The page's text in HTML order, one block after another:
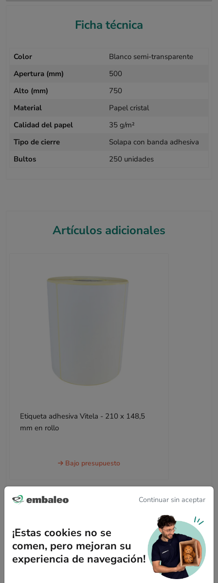
Ficha técnica
Color
Blanco semi-transparente
Apertura (mm)
500
Alto (mm)
750
Material
Papel cristal
Calidad del papel
35 g/m²
Tipo de cierre
Solapa con banda adhesiva
Bultos
250 unidades
Artículos adicionales
Etiqueta adhesiva Vitela - 210 x 148,5
mm en rollo
Bajo presupuesto
Descripción
¿Cuáles son las ventajas del sobre de papel
Continuar sin aceptar
¡Estas cookies no se
comen, pero mejoran su
experiencia de navegación!